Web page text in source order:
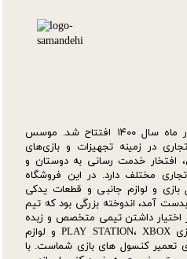
سایت فروشگاه jahanrayan از شهریور ماه سال ۱۴۰۰ افتتاح شد. موسس
۲۰ سال سابقه تجاری در زمینه تجهیزات و بازی‌های
افتخار خدمت رسانی به دوستان و
مختلف دارد. در این فروشگاه
بازی و لوازم جانبی و قطعات یدکی‌
آمد، اندوخته بزرگی بود که تیم
اختیار داشتن تیمی متخصص و زبده
در امور تعمیرات انواع کنسول های بازی PLAY STATION، XBOX و لوازم
تعمیر کنسول های بازی شماست. با